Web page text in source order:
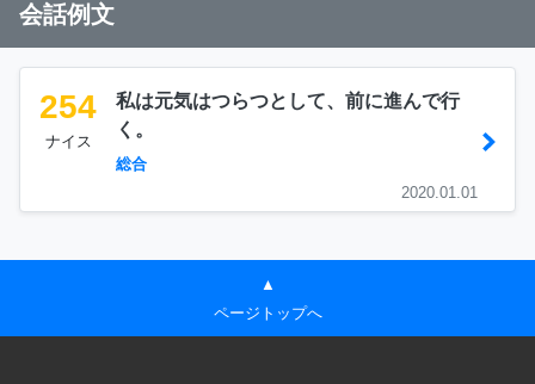
会話例文
254
ナイス
私は元気はつらつとして、前に進んで行
く。
総合
2020.01.01
▲
ページトップへ